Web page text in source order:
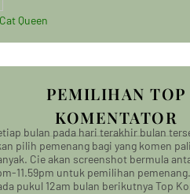
Queen
PEMILIHAN TOP
KOMENTATOR
bulan pada hari terakhir bulan
pilih pemenang bagi yang komen
Cie akan screenshot bermula
11.59pm untuk pemilihan
pukul 12am bulan berikutnya Top